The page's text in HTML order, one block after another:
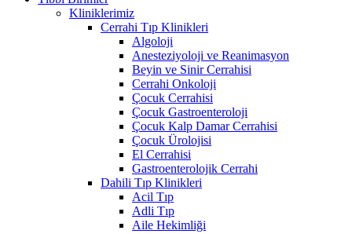
Kliniklerimiz
Cerrahi Tıp Klinikleri
Algoloji
Anesteziyoloji ve Reanimasyon
Beyin ve Sinir Cerrahisi
Cerrahi Onkoloji
Çocuk Cerrahisi
Çocuk Gastroenteroloji
Çocuk Kalp Damar Cerrahisi
Çocuk Ürolojisi
El Cerrahisi
Gastroenterolojik Cerrahi
Dahili Tıp Klinikleri
Acil Tıp
Adli Tıp
Aile Hekimliği